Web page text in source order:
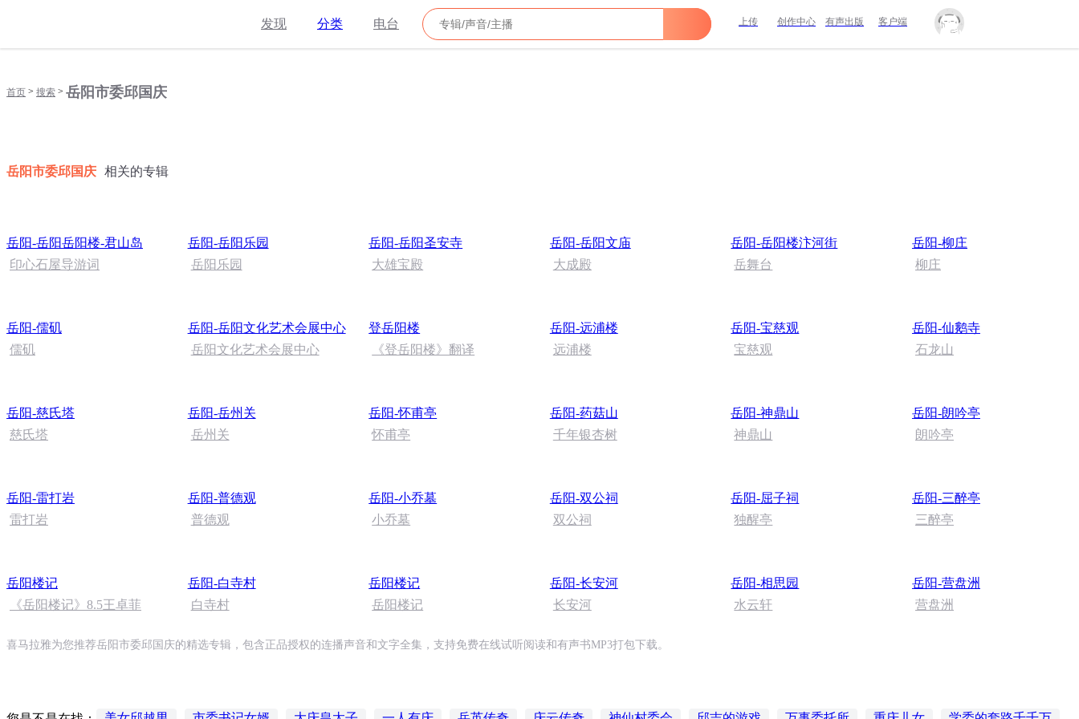
发现 分类 电台 上传 创作中心 有声出版 客户端
首页 > 搜索 > 岳阳市委邱国庆
岳阳市委邱国庆 相关的专辑
岳阳-岳阳岳阳楼-君山岛
印心石屋导游词
岳阳-岳阳乐园
岳阳乐园
岳阳-岳阳圣安寺
大雄宝殿
岳阳-岳阳文庙
大成殿
岳阳-岳阳楼汴河街
岳舞台
岳阳-柳庄
柳庄
岳阳-儒矶
儒矶
岳阳-岳阳文化艺术会展中心
岳阳文化艺术会展中心
登岳阳楼
《登岳阳楼》翻译
岳阳-远浦楼
远浦楼
岳阳-宝慈观
宝慈观
岳阳-仙鹅寺
石龙山
岳阳-慈氏塔
慈氏塔
岳阳-岳州关
岳州关
岳阳-怀甫亭
怀甫亭
岳阳-药菇山
千年银杏树
岳阳-神鼎山
神鼎山
岳阳-朗吟亭
朗吟亭
岳阳-雷打岩
雷打岩
岳阳-普德观
普德观
岳阳-小乔墓
小乔墓
岳阳-双公祠
双公祠
岳阳-屈子祠
独醒亭
岳阳-三醉亭
三醉亭
岳阳楼记
《岳阳楼记》8.5王卓菲
岳阳-白寺村
白寺村
岳阳楼记
岳阳楼记
岳阳-长安河
长安河
岳阳-相思园
水云轩
岳阳-营盘洲
营盘洲
喜马拉雅为您推荐岳阳市委邱国庆的精选专辑，包含正品授权的连播声音和文字全集，支持免费在线试听阅读和有声书MP3打包下载。